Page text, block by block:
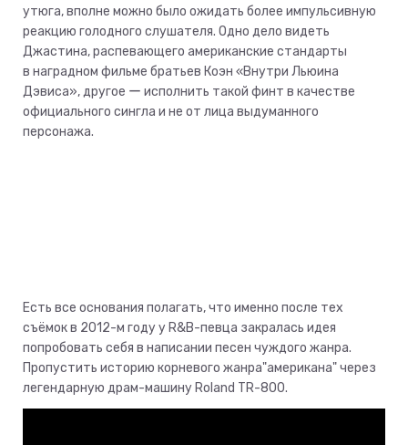
утюга, вполне можно было ожидать более импульсивную
реакцию голодного слушателя. Одно дело видеть
Джастина, распевающего американские стандарты
в наградном фильме братьев Коэн «Внутри Льюина
Дэвиса», другое ー исполнить такой финт в качестве
официального сингла и не от лица выдуманного
персонажа.
Есть все основания полагать, что именно после тех
съёмок в 2012-м году у R&B-певца закралась идея
попробовать себя в написании песен чуждого жанра.
Пропустить историю корневого жанра"американа" через
легендарную драм-машину Roland TR-800.